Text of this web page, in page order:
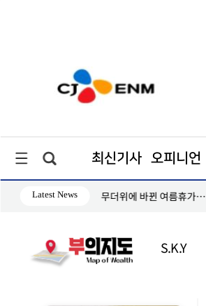
최신기사 오피니언
Latest News 무더위에 바뀐 여름휴가…
S.K.Y